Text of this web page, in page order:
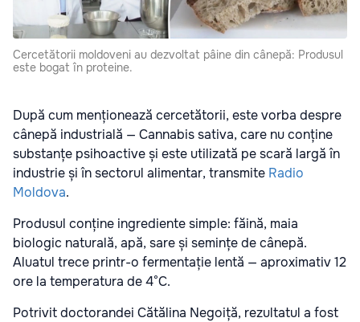
Cercetătorii moldoveni au dezvoltat pâine din cânepă: Produsul
este bogat în proteine.
După cum menționează cercetătorii, este vorba despre
cânepă industrială — Cannabis sativa, care nu conține
substanțe psihoactive și este utilizată pe scară largă în
industrie și în sectorul alimentar, transmite Radio
Moldova.
Produsul conține ingrediente simple: făină, maia
biologic naturală, apă, sare și semințe de cânepă.
Aluatul trece printr-o fermentație lentă — aproximativ 12
ore la temperatura de 4°C.
Potrivit doctorandei Cătălina Negoiță, rezultatul a fost